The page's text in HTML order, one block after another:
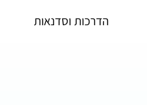
הדרכות וסדנאות